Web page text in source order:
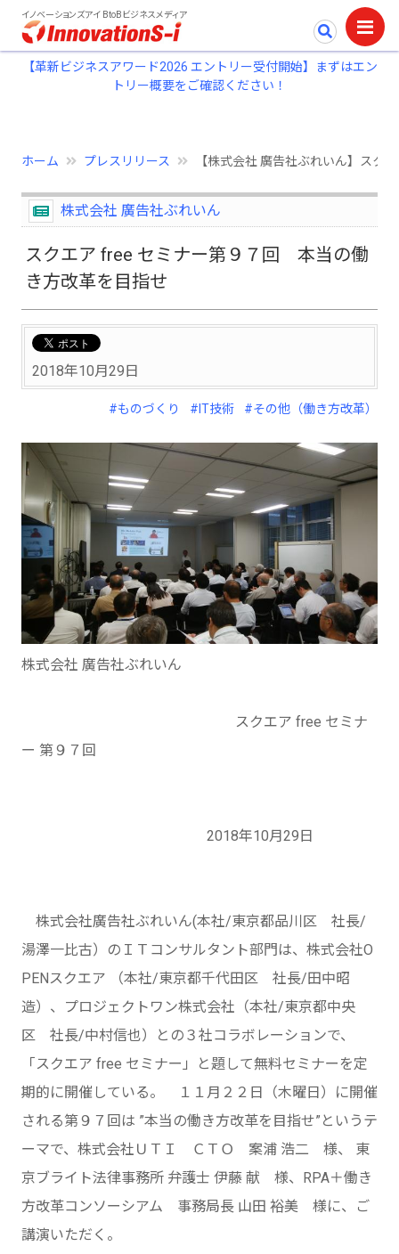
イノベーションズアイ BtoBビジネスメディア
【革新ビジネスアワード2026 エントリー受付開始】まずはエン
トリー概要をご確認ください！
ホーム プレスリリース 【株式会社 廣告社ぶれいん】ス
株式会社 廣告社ぶれいん
スクエア free セミナー第９７回 本当の働
き方改革を目指せ
2018年10月29日
#ものづくり #IT技術 #その他（働き方改革）
株式会社 廣告社ぶれいん
スクエア free セミナ
ー 第９７回
2018年10月29日
株式会社廣告社ぶれいん(本社/東京都品川区 社長/
湯澤一比古）のＩＴコンサルタント部門は、株式会社O
PENスクエア （本社/東京都千代田区 社長/田中昭
造）、プロジェクトワン株式会社（本社/東京都中央
区 社長/中村信也）との３社コラボレーションで、
「スクエア free セミナー」と題して無料セミナーを定
期的に開催している。 １１月２２日（木曜日）に開催
される第９７回は ”本当の働き方改革を目指せ”というテ
ーマで、株式会社ＵＴＩ ＣＴＯ 案浦 浩二 様、 東
京ブライト法律事務所 弁護士 伊藤 献 様、RPA＋働き
方改革コンソーシアム 事務局長 山田 裕美 様に、ご
講演いただく。